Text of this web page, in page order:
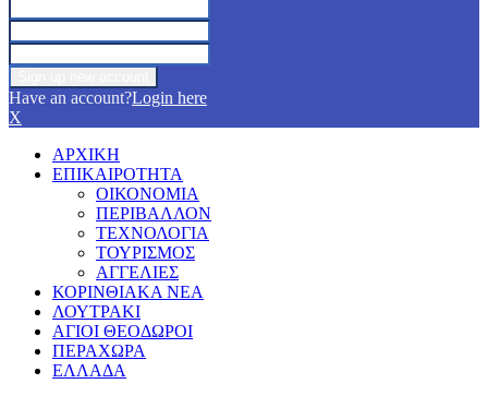
Have an account?Login here
X
ΑΡΧΙΚΗ
ΕΠΙΚΑΙΡΟΤΗΤΑ
ΟΙΚΟΝΟΜΙΑ
ΠΕΡΙΒΑΛΛΟΝ
ΤΕΧΝΟΛΟΓΙΑ
ΤΟΥΡΙΣΜΟΣ
ΑΓΓΕΛΙΕΣ
ΚΟΡΙΝΘΙΑΚΑ ΝΕΑ
ΛΟΥΤΡΑΚΙ
ΑΓΙΟΙ ΘΕΟΔΩΡΟΙ
ΠΕΡΑΧΩΡΑ
ΕΛΛΑΔΑ